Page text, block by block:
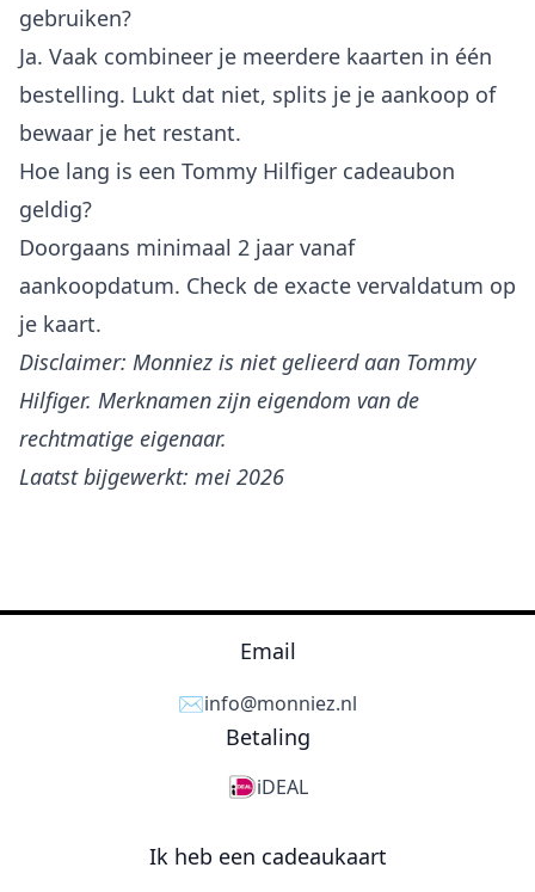
gebruiken?
Ja. Vaak combineer je meerdere kaarten in één
bestelling. Lukt dat niet, splits je je aankoop of
bewaar je het restant.
Hoe lang is een Tommy Hilfiger cadeaubon
geldig?
Doorgaans minimaal 2 jaar vanaf
aankoopdatum. Check de exacte vervaldatum op
je kaart.
Disclaimer: Monniez is niet gelieerd aan Tommy
Hilfiger. Merknamen zijn eigendom van de
rechtmatige eigenaar.
Laatst bijgewerkt: mei 2026
Email
✉️info@monniez.nl
Betaling
iDEAL
Ik heb een cadeaukaart